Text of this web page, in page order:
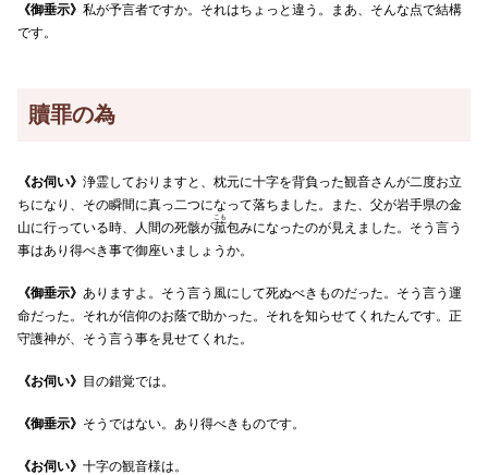
《御垂示》 私が予言者ですか。それはちょっと違う。まあ、そんな点で結構
です。
贖罪の為
《お伺い》 浄霊しておりますと、枕元に十字を背負った観音さんが二度お立
ちになり、その瞬間に真っ二つになって落ちました。また、父が岩手県の金
山に行っている時、人間の死骸が菰
こも
包みになったのが見えました。そう言う
事はあり得べき事で御座いましょうか。
《御垂示》 ありますよ。そう言う風にして死ぬべきものだった。そう言う運
命だった。それが信仰のお蔭で助かった。それを知らせてくれたんです。正
守護神が、そう言う事を見せてくれた。
《お伺い》 目の錯覚では。
《御垂示》 そうではない。あり得べきものです。
《お伺い》 十字の観音様は。